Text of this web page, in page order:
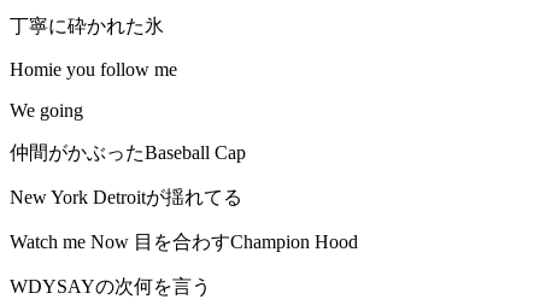
丁寧に砕かれた氷
Homie you follow me
We going
仲間がかぶったBaseball Cap
New York Detroitが揺れてる
Watch me Now 目を合わすChampion Hood
WDYSAYの次何を言う